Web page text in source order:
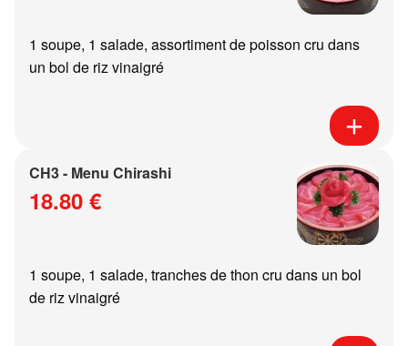
1 soupe, 1 salade, assortiment de poisson cru dans
un bol de riz vinaigré
CH3 - Menu Chirashi
18.80 €
1 soupe, 1 salade, tranches de thon cru dans un bol
de riz vinaigré